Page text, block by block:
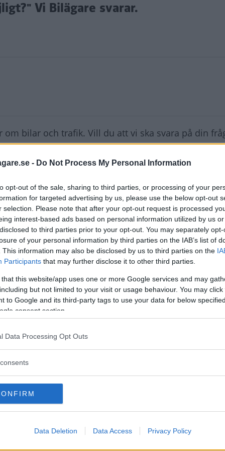
- Do Not Process My Personal Information
opt-out of the sale, sharing to third parties, or processing of your
for targeted advertising by us, please use the below opt-out
selection. Please note that after your opt-out request is processed
interest-based ads based on personal information utilized by us
to third parties prior to your opt-out. You may separately
of your personal information by third parties on the IAB’s list of
This information may also be disclosed by us to third parties on the
Participants that may further disclose it to other third parties.
that this website/app uses one or more Google services and may
but not limited to your visit or usage behaviour. You may
to Google and its third-party tags to use your data for below
consent section.
Data Processing Opt Outs
Data Deletion Data Access Privacy Policy
Vi Bilägare svarar.
om bilar och trafik. Vill du att vi ska svara på din
.
uppgav ni att försäkringskostnaden var cirka 6 000
försäkringbolag men hittar ingen försäkring
Range Rover?
i villa och har garage att parkera i.
för halvförsäkring och körsträcka upp till 2
stad, typ Västerås. Då hamnar vi i dag på
och då springer priset hos Folksam upp till
nöjd med försäkringsbolaget?
ROVER EVOQUE